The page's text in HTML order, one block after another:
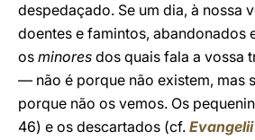
despedaçado. Se um dia, à nossa
doentes e famintos,
os minores dos quais fala a vossa
— não é porque não existem, mas
porque não os vemos. Os
46) e os descartados (cf.